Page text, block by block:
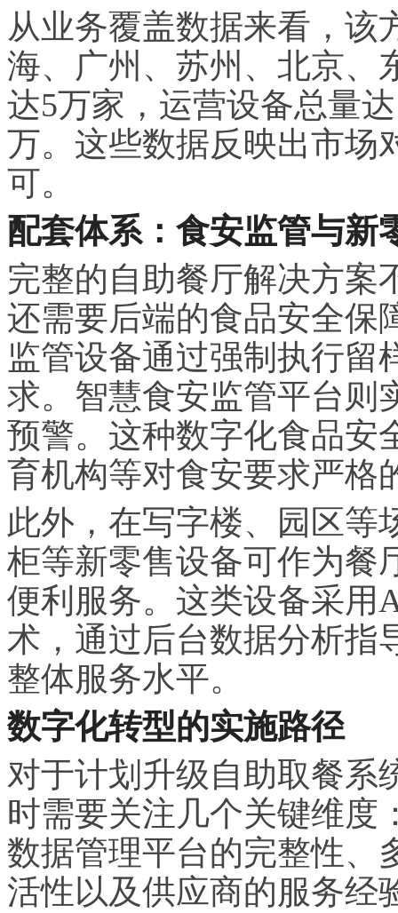
从业务覆盖数据来看，该
海、广州、苏州、北京、
达5万家，运营设备总量
万。这些数据反映出市场
可。
配套体系：食安监管与新
完整的自助餐厅解决方案
还需要后端的食品安全保
监管设备通过强制执行留
求。智慧食安监管平台则
预警。这种数字化食品安
育机构等对食安要求严格
此外，在写字楼、园区等
柜等新零售设备可作为餐
便利服务。这类设备采用
术，通过后台数据分析指
整体服务水平。
数字化转型的实施路径
对于计划升级自助取餐系
时需要关注几个关键维度
数据管理平台的完整性、
活性以及供应商的服务经